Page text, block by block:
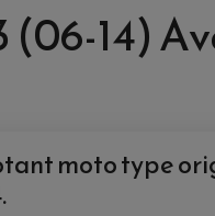
CONNEXION
14)
moto type